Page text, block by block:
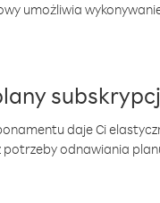
umożliwia
daje Ci
potrzeby odnawiania